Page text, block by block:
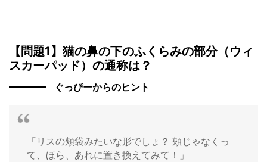
【問題1】猫の鼻の下のふくらみの部分（ウィ
スカーパッド）の通称は？
ぐっぴーからのヒント
「リスの頬袋みたいな形でしょ？ 頰じゃなくっ
て、ほら、あれに置き換えてみて！」